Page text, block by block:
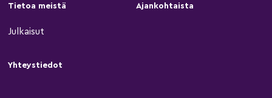
Tietoa meistä
Julkaisut
Ajankohtaista
Yhteystiedot